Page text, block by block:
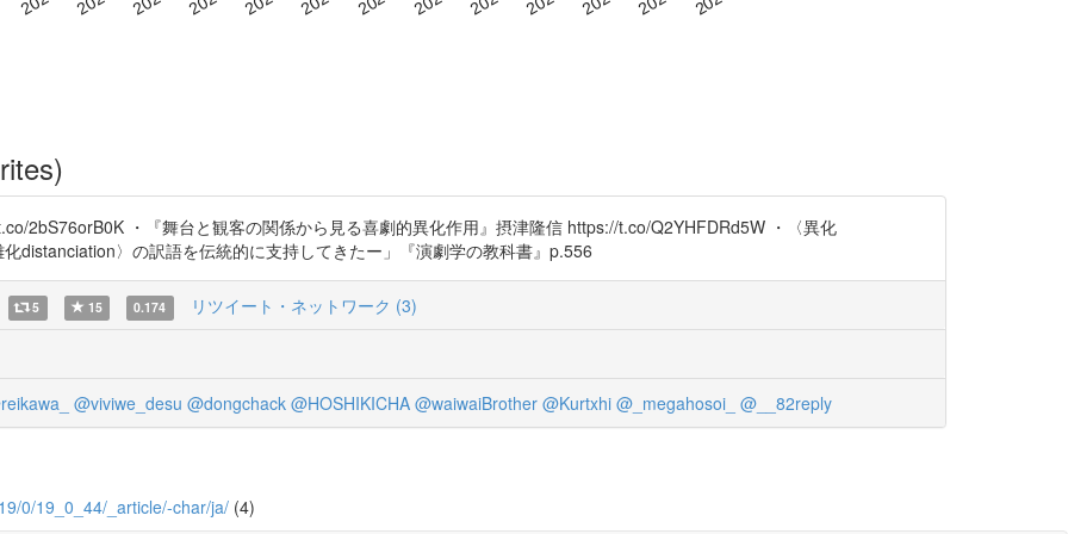
2bS76orB0K ・『舞台と観客の関係から見る喜劇的異化作用』摂津隆信 https://t.co/Q2YHFDRd5W ・〈異化
distanciation〉の訳語を伝統的に支持してきたー」『演劇学の教科書』p.556
5 15 0.174 リツイート・ネットワーク (3)
@viviwe_desu @dongchack @HOSHIKICHA @waiwaiBrother @Kurtxhi @_megahosoi_ @__82reply
0/19_0_44/_article/-char/ja/ (4)